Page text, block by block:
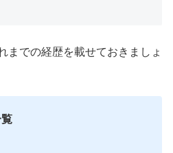
までの経歴を載せておきましょ